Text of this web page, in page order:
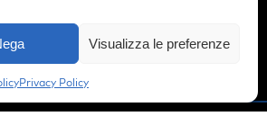
Visualizza le preferenze
Privacy Policy